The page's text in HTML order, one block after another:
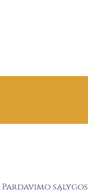
Pardavimo sąlygos